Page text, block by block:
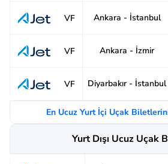
VF Ankara - İstanbul
VF Ankara - İzmir
VF Diyarbakır - İstanbul
En Ucuz Yurt İçi Uçak
Yurt Dışı Ucuz Uçak